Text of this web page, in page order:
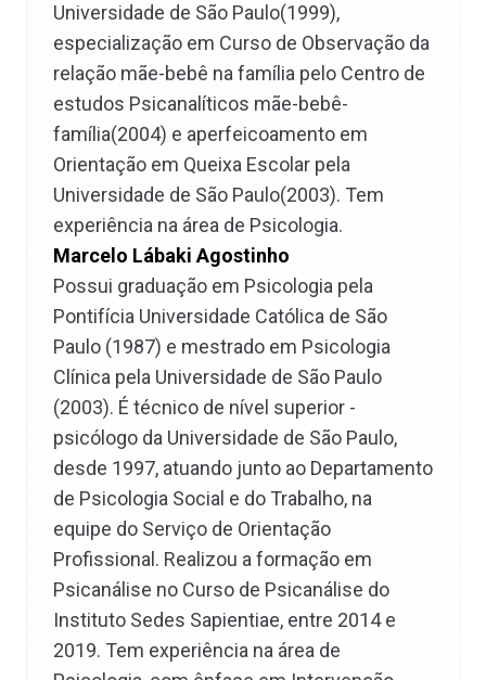
Universidade de São Paulo(1999),
especialização em Curso de Observação da
relação mãe-bebê na família pelo Centro de
estudos Psicanalíticos mãe-bebê-
família(2004) e aperfeicoamento em
Orientação em Queixa Escolar pela
Universidade de São Paulo(2003). Tem
experiência na área de Psicologia.
Marcelo Lábaki Agostinho
Possui graduação em Psicologia pela
Pontifícia Universidade Católica de São
Paulo (1987) e mestrado em Psicologia
Clínica pela Universidade de São Paulo
(2003). É técnico de nível superior -
psicólogo da Universidade de São Paulo,
desde 1997, atuando junto ao Departamento
de Psicologia Social e do Trabalho, na
equipe do Serviço de Orientação
Profissional. Realizou a formação em
Psicanálise no Curso de Psicanálise do
Instituto Sedes Sapientiae, entre 2014 e
2019. Tem experiência na área de